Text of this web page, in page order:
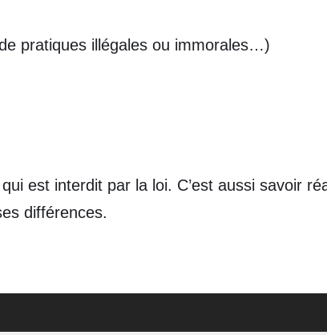
pratiques illégales ou immorales…)
est interdit par la loi. C’est aussi savoir
différences.